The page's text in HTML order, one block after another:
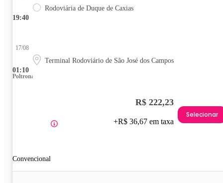
19:40
Rodoviária de Duque de Caxias
01:10
17/08
Terminal Rodoviário de São José dos Campos
Poltrona
Convencional
R$ 222,23
+R$ 36,67 em taxa
Selecionar